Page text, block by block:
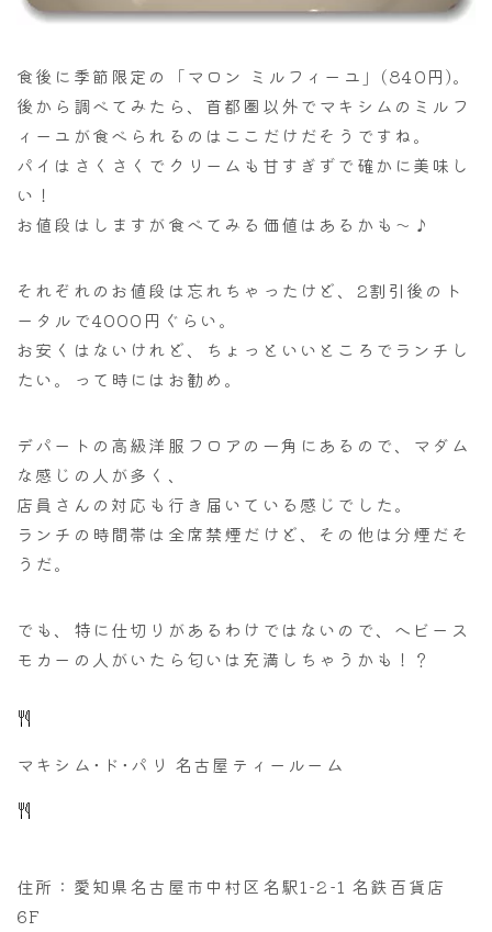
食後に季節限定の「マロン ミルフィーユ」(840円)。
後から調べてみたら、首都圏以外でマキシムのミルフ
ィーユが食べられるのはここだけだそうですね。
パイはさくさくでクリームも甘すぎずで確かに美味し
い！
お値段はしますが食べてみる価値はあるかも～♪
それぞれのお値段は忘れちゃったけど、2割引後のト
ータルで4000円ぐらい。
お安くはないけれど、ちょっといいところでランチし
たい。って時にはお勧め。
デパートの高級洋服フロアの一角にあるので、マダム
な感じの人が多く、
店員さんの対応も行き届いている感じでした。
ランチの時間帯は全席禁煙だけど、その他は分煙だそ
うだ。
でも、特に仕切りがあるわけではないので、へビース
モカーの人がいたら匂いは充満しちゃうかも！？
マキシム･ド･パリ 名古屋ティールーム
住所：愛知県名古屋市中村区名駅1-2-1 名鉄百貨店
6F